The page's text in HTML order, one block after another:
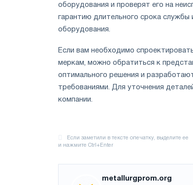
оборудования и проверят его на
гарантию длительного срока
оборудования.
Если вам необходимо
меркам, можно обратиться к
оптимального решения и
требованиями. Для уточнения
компании.
metallurgprom.org